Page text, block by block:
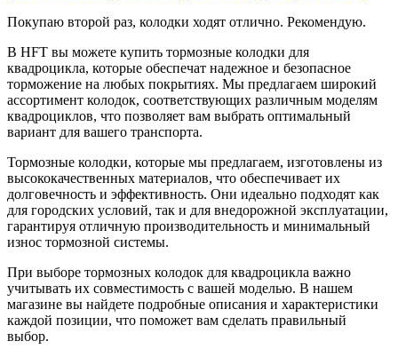
Покупаю второй раз, колодки ходят отлично. Рекомендую.
В HFT вы можете купить тормозные колодки для
квадроцикла, которые обеспечат надежное и безопасное
торможение на любых покрытиях. Мы предлагаем широкий
ассортимент колодок, соответствующих различным моделям
квадроциклов, что позволяет вам выбрать оптимальный
вариант для вашего транспорта.
Тормозные колодки, которые мы предлагаем, изготовлены из
высококачественных материалов, что обеспечивает их
долговечность и эффективность. Они идеально подходят как
для городских условий, так и для внедорожной эксплуатации,
гарантируя отличную производительность и минимальный
износ тормозной системы.
При выборе тормозных колодок для квадроцикла важно
учитывать их совместимость с вашей моделью. В нашем
магазине вы найдете подробные описания и характеристики
каждой позиции, что поможет вам сделать правильный
выбор.